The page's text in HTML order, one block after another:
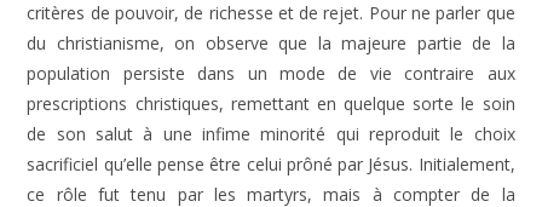
critères de pouvoir, de richesse et de rejet. Pour ne parler que
du christianisme, on observe que la majeure partie de la
population persiste dans un mode de vie contraire aux
prescriptions christiques, remettant en quelque sorte le soin
de son salut à une infime minorité qui reproduit le choix
sacrificiel qu’elle pense être celui prôné par Jésus. Initialement,
ce rôle fut tenu par les martyrs, mais à compter de la